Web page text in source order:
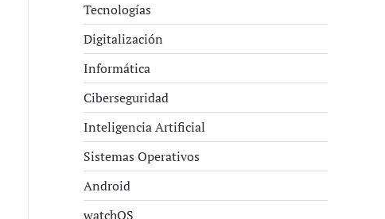
Tecnologías
Digitalización
Informática
Ciberseguridad
Inteligencia Artificial
Sistemas Operativos
Android
watchOS